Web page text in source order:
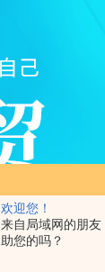
欢迎您！
来自局域网的朋
助您的吗？